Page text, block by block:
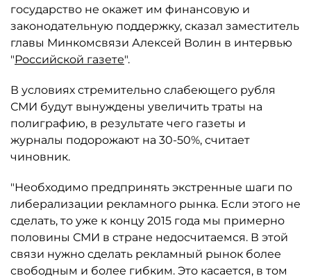
государство не окажет им финансовую и
законодательную поддержку, сказал заместитель
главы Минкомсвязи Алексей Волин в интервью
"Российской газете".
В условиях стремительно слабеющего рубля
СМИ будут вынуждены увеличить траты на
полиграфию, в результате чего газеты и
журналы подорожают на 30-50%, считает
чиновник.
"Необходимо предпринять экстренные шаги по
либерализации рекламного рынка. Если этого не
сделать, то уже к концу 2015 года мы примерно
половины СМИ в стране недосчитаемся. В этой
связи нужно сделать рекламный рынок более
свободным и более гибким. Это касается, в том